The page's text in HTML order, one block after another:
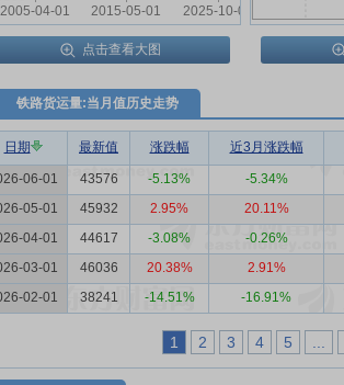
点击查看大图
铁路货运量:当月值历史走势
日期 最新值 涨跌幅 近3月涨跌幅
06-01 43576 -5.13% -5.34%
05-01
45932 2.95% 20.11%
04-01
44617 -3.08% -0.26%
03-01
46036 20.38% 2.91%
02-01
38241 -14.51% -16.91%
1 2 3 4 5